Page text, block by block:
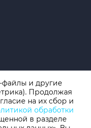
файлы и другие
Продолжая
на их сбор и
обработки
в разделе